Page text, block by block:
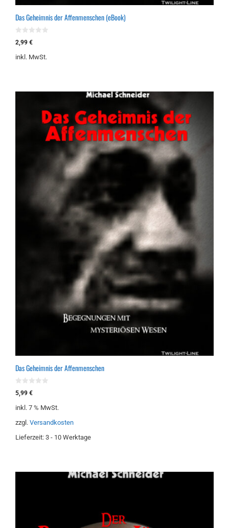
Das Geheimnis der Affenmenschen (eBook)
0
v
n
2,99 €
inkl. MwSt.
Das Geheimnis der Affenmenschen
0
v
n
5,99 €
inkl. 7 % MwSt.
zzgl. Versandkosten
Lieferzeit: 3 - 10 Werktage